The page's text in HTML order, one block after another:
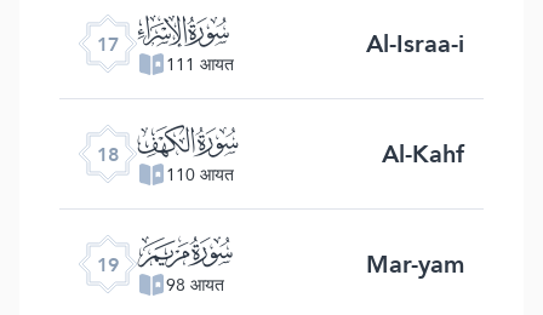
17 ﮝ
111 आयत Al-Israa-i
18 ﮞ
110 आयत Al-Kahf
19 ﮟ
98 आयत Mar-yam